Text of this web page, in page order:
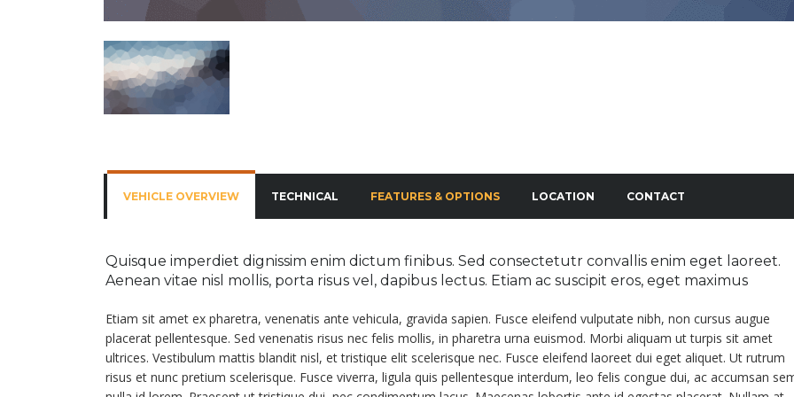
VEHICLE OVERVIEW TECHNICAL FEATURES & OPTIONS LOCATION CONTACT
Quisque imperdiet dignissim enim dictum finibus. Sed consectetutr convallis enim eget laoreet.
Aenean vitae nisl mollis, porta risus vel, dapibus lectus. Etiam ac suscipit eros, eget maximus
Etiam sit amet ex pharetra, venenatis ante vehicula, gravida sapien. Fusce eleifend vulputate nibh, non cursus augue
placerat pellentesque. Sed venenatis risus nec felis mollis, in pharetra urna euismod. Morbi aliquam ut turpis sit amet
ultrices. Vestibulum mattis blandit nisl, et tristique elit scelerisque nec. Fusce eleifend laoreet dui eget aliquet. Ut rutrum
risus et nunc pretium scelerisque. Fusce viverra, ligula quis pellentesque interdum, leo felis congue dui, ac accumsan